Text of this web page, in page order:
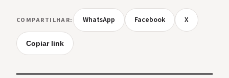
COMPARTILHAR: WhatsApp Facebook X
Copiar link